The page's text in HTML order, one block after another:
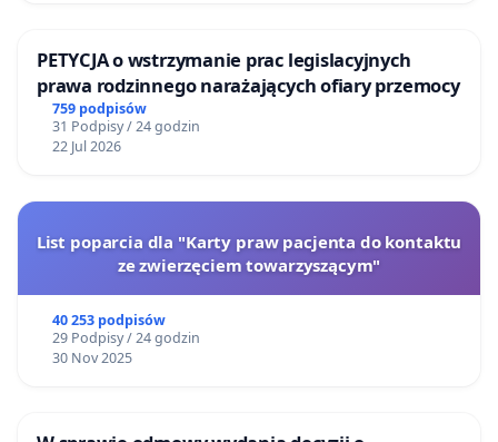
PETYCJA o wstrzymanie prac legislacyjnych
prawa rodzinnego narażających ofiary przemocy
759 podpisów
31 Podpisy / 24 godzin
22 Jul 2026
List poparcia dla "Karty praw pacjenta do kontaktu
ze zwierzęciem towarzyszącym"
40 253 podpisów
29 Podpisy / 24 godzin
30 Nov 2025